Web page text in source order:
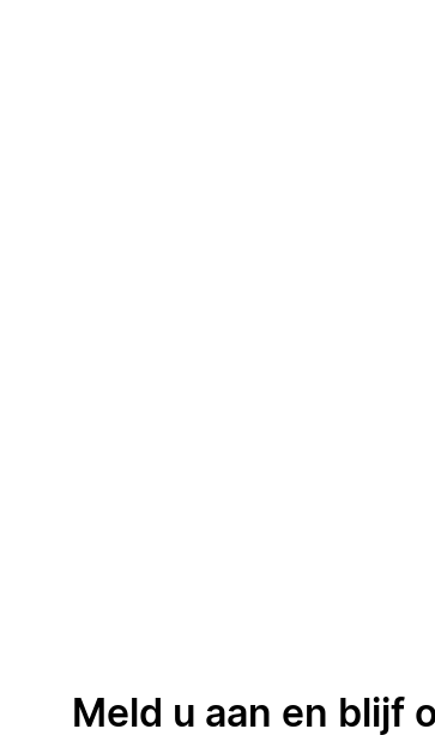
Meld u aan en blijf